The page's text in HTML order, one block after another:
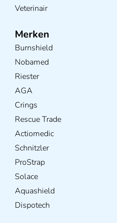
Veterinair
Merken
Burnshield
Nobamed
Riester
AGA
Crings
Rescue Trade
Actiomedic
Schnitzler
ProStrap
Solace
Aquashield
Dispotech